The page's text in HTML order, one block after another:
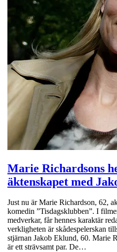
Marie Richardsons
äktenskapet med
Just nu är Marie Richardson, 62,
komedin ”Tisdagsklubben”. I
medverkar, får hennes karaktär
verkligheten är skådespelerskan
stjärnan Jakob Eklund, 60. Marie
är ett strävsamt par. De…